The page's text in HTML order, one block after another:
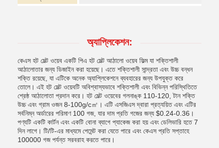
অ্যাপ্লিকেশন:
কেএস হট মেল্ট ওয়েব একটি পিএ হট মেল্ট আঠালো ওয়েব ফিল্ম যা শক্তিশালী
আঠালোতার জন্য ডিজাইন করা হয়েছে। এতে শক্তিশালী সান্দ্রতা এবং উচ্চ বন্ধন
শক্তি রয়েছে, যা এটিকে অনেক অ্যাপ্লিকেশনে ব্যবহারের জন্য উপযুক্ত করে
তোলে। এই হট মেল্ট ওয়েবটি অবিশ্বাস্যভাবে শক্তিশালী এবং বিভিন্ন পরিস্থিতিতে
শ্রেষ্ঠ আঠালোতা প্রদান করে। হট মেল্ট ওয়েবের গলনাঙ্ক 110-120, টান শক্তি
উচ্চ এবং গ্রাম ওজন 8-100g/c㎡। এটি এসজিএস দ্বারা প্রত্যয়িত এবং এটির
সর্বনিম্ন অর্ডারের পরিমাণ 100 গজ, যার দাম প্রতি গজের জন্য $0.24-0.36।
পণ্যটি একটি কার্টন এবং একটি বোনা ব্যাগে প্যাকেজ করা হয় এবং ডেলিভারি হতে 7
দিন লাগে। টি/টি-এর মাধ্যমে পেমেন্ট করা যেতে পারে এবং কেএস প্রতি সপ্তাহে
100000 গজ পর্যন্ত সরবরাহ করতে পারে।